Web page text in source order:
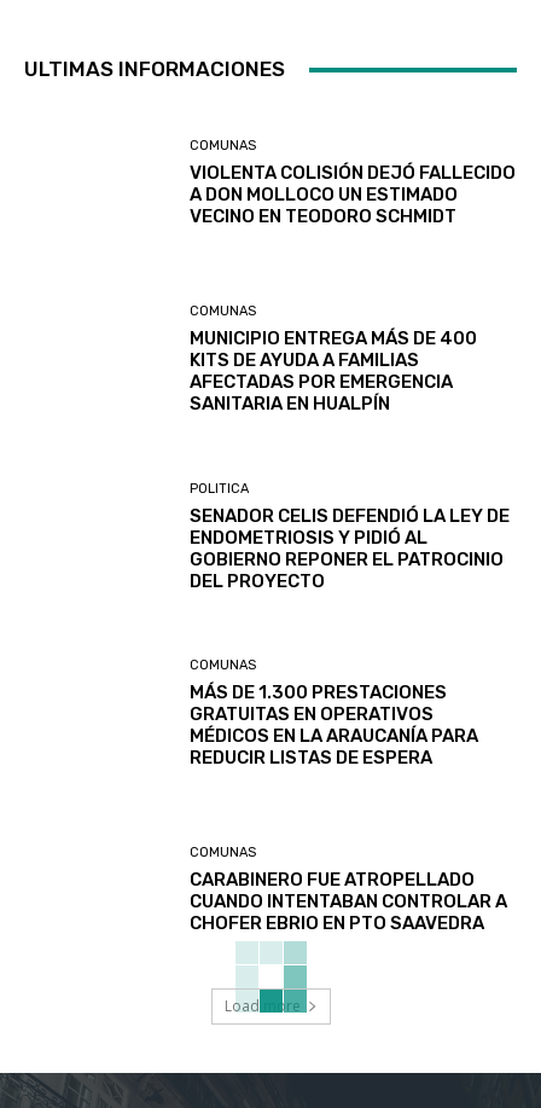
ULTIMAS INFORMACIONES
COMUNAS
VIOLENTA COLISIÓN DEJÓ FALLECIDO
A DON MOLLOCO UN ESTIMADO
VECINO EN TEODORO SCHMIDT
COMUNAS
MUNICIPIO ENTREGA MÁS DE 400
KITS DE AYUDA A FAMILIAS
AFECTADAS POR EMERGENCIA
SANITARIA EN HUALPÍN
POLITICA
SENADOR CELIS DEFENDIÓ LA LEY DE
ENDOMETRIOSIS Y PIDIÓ AL
GOBIERNO REPONER EL PATROCINIO
DEL PROYECTO
COMUNAS
MÁS DE 1.300 PRESTACIONES
GRATUITAS EN OPERATIVOS
MÉDICOS EN LA ARAUCANÍA PARA
REDUCIR LISTAS DE ESPERA
COMUNAS
CARABINERO FUE ATROPELLADO
CUANDO INTENTABAN CONTROLAR A
CHOFER EBRIO EN PTO SAAVEDRA
Load more